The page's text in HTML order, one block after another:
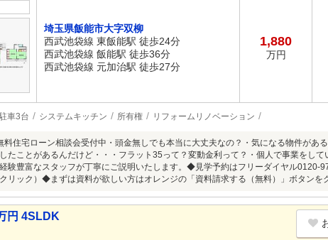
埼玉県飯能市大字双柳
西武池袋線 東飯能駅 徒歩24分
西武池袋線 飯能駅 徒歩36分
西武池袋線 元加治駅 徒歩27分
1,880
万円
車3台 システムキッチン 所有権 リフォームリノベーション
料住宅ローン相談会受付中・頭金無しでも本当に大丈夫なの？・気になる物件が
たことがあるんだけど・・・フラット35って？変動金利って？・個人で事業をし
験豊富なスタッフが丁寧にご説明いたします。◆見学予約はフリーダイヤル0120-
リック）◆まずは資料が欲しい方はオレンジの「資料請求する（無料）」ボタンを
円 4SLDK